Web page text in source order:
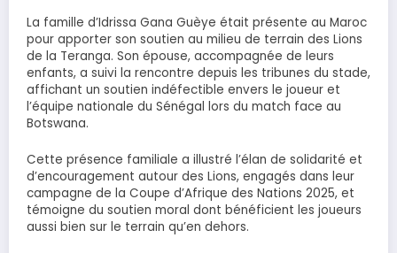
La famille d’Idrissa Gana Guèye était présente au Maroc
pour apporter son soutien au milieu de terrain des Lions
de la Teranga. Son épouse, accompagnée de leurs
enfants, a suivi la rencontre depuis les tribunes du stade,
affichant un soutien indéfectible envers le joueur et
l’équipe nationale du Sénégal lors du match face au
Botswana.
Cette présence familiale a illustré l’élan de solidarité et
d’encouragement autour des Lions, engagés dans leur
campagne de la Coupe d’Afrique des Nations 2025, et
témoigne du soutien moral dont bénéficient les joueurs
aussi bien sur le terrain qu’en dehors.